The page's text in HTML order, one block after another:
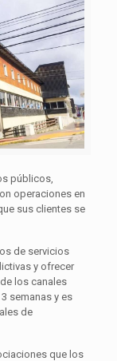
públicos,
operaciones en
sus clientes se
de servicios
y ofrecer
los canales
semanas y es
de
que los